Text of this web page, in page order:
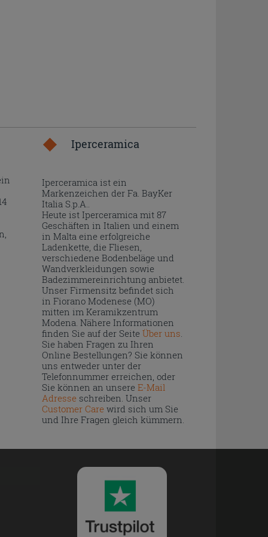
Iperceramica
Iperceramica ist ein
Markenzeichen der Fa. BayKer
Italia S.p.A..
Heute ist Iperceramica mit 87
Geschäften in Italien und einem
in Malta eine erfolgreiche
Ladenkette, die Fliesen,
verschiedene Bodenbeläge und
Wandverkleidungen sowie
Badezimmereinrichtung anbietet.
Unser Firmensitz befindet sich
in Fiorano Modenese (MO)
mitten im Keramikzentrum
Modena. Nähere Informationen
finden Sie auf der Seite Über uns
Sie haben Fragen zu Ihren
Online Bestellungen? Sie können
uns entweder unter der
Telefonnummer erreichen, oder
Sie können an unsere E-Mail
Adresseschreiben. Unser
Customer Carewird sich um Sie
und Ihre Fragen gleich kümmern.